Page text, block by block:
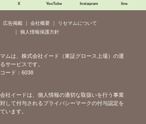
X YouTube Instagram line
広告掲載 会社概要
リセマムについて
個人情報保護方針
ムは、株式会社イード（東証グロース上場）の運
サービスです。
ード：6038
社イードは、個人情報の適切な取扱いを行う事業
して付与されるプライバシーマークの付与認定を
います。